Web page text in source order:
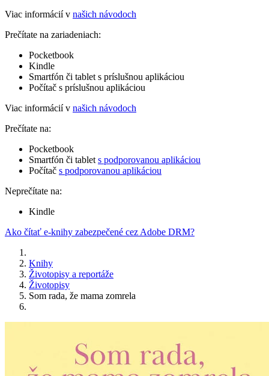
Viac informácií v našich návodoch
Prečítate na zariadeniach:
Pocketbook
Kindle
Smartfón či tablet s príslušnou aplikáciou
Počítač s príslušnou aplikáciou
Viac informácií v našich návodoch
Prečítate na:
Pocketbook
Smartfón či tablet s podporovanou aplikáciou
Počítač s podporovanou aplikáciou
Neprečítate na:
Kindle
Ako čítať e-knihy zabezpečené cez Adobe DRM?
Knihy
Životopisy a reportáže
Životopisy
Som rada, že mama zomrela